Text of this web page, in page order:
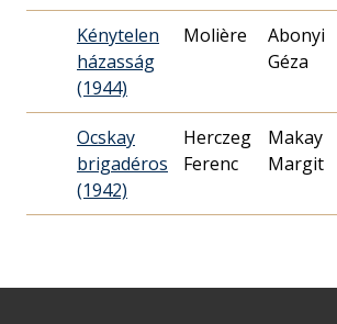
Kénytelen
házasság
(1944)
Molière
Abonyi
Géza
Ocskay
brigadéros
(1942)
Herczeg
Ferenc
Makay
Margit